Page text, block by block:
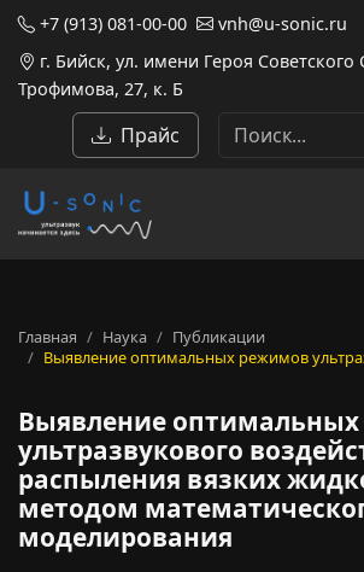
+7 (913) 081-00-00
vnh@u-sonic.ru
г. Бийск, ул. имени Героя Советского
Трофимова, 27, к. Б
Прайс
Главная Наука
Публикации
Выявление оптимальных режимов
Выявление
ультразвукового
распыления вязких
методом
моделирования